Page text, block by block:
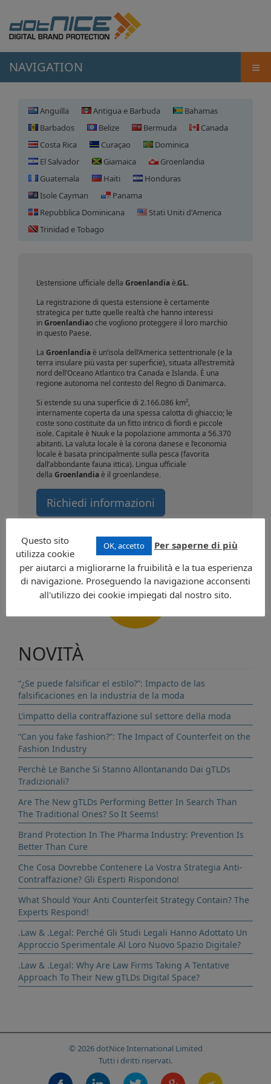
NAVIGATION ≡
Anguilla Antigua e Barbuda
Bahamas
Barbados
Belize Bermuda
Canada
Costa Rica
Curaçao
Dominica
El Salvador
Giamaica
Groenlandia
Guatemala
Haiti
Honduras
Isole Cayman
Panama
Repubblica Dominicana
Stati Uniti d'America
Trinidad e Tobago
Registrazione domini
Groenlandia
L’estensione ufficiale della Groenlandiaè.GL.
La registrazione di questa estensione è certamente
strategica per tutte quelle realtà che hanno interessi
inGroenlandiao che vogliono proteggere il loro marchio
in questo Paese.
La Groenlandiaè un’isola dell’America settentrionale (e la
terra insulare più vasta per superficie), situata all’estremità
nord dell’Oceano Atlantico tra Canada e Islanda. È una
regione autonoma nel contesto del Regno di Danimarca.
Si estende su una superficie di 2.166.086 km²,
internamente coperta da una spessa calotta di ghiaccio; le
coste sono costituite da un fitto intrico di fiordi e piccole
isole. Capitale è Nuuk e la popolazione ammonta a 56.370
abitanti. La valuta locale è la corona danese e l’economia
locale è basata principalmente sulla pesca (favorita
dall’abbondante fauna ittica). Lingua ufficiale
della Groenlandiaè il groenlandese.
Richiedi informazioni
CONTATTI
NOVITÀ
“¿Se puede falsificar el estilo?”: Impacto de las
falsificaciones en la industria de la moda
L’impatto della contraffazione sul settore della moda
“Can you fake fashion?”: The Impact of Counterfeit on the
Fashion Industry
Perchè Le Banche Si Stanno Allontanando Dai gTLDs
Tradizionali?
Are The New gTLDs Performing Better In Search Than
The Traditional Ones? So It Seems!
Brand Protection In The Pharma Industry: Prevention Is
Better Than Cure
Che Cosa Dovrebbe Contenere La Vostra Strategia Anti-
Contraffazione? Gli Esperti Rispondono!
What Should Your Anti Counterfeit Strategy Contain? The
Experts Respond!
.Law & .Legal: Perché Gli Studi Legali Hanno Adottato Un
Approccio Sperimentale Al Loro Nuovo Spazio Digitale?
.Law & .Legal: Why Are Law Firms Taking A Tentative
Approach To Their New gTLDs Digital Space?
© 2026 dotNice International Limited
Tutti i diritti riservati.
OK, accetto Per saperne di più
Questo sito
utilizza cookie
per aiutarci a migliorarne la fruibilità e la tua esperienza
di navigazione. Proseguendo la navigazione acconsenti
all'utilizzo dei cookie impiegati dal nostro sito.